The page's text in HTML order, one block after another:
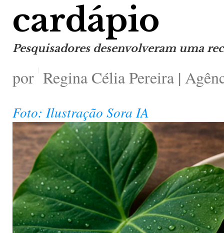
cardápio
Pesquisadores desenvolveram uma
por Regina Célia Pereira |
Foto: Ilustração Sora IA